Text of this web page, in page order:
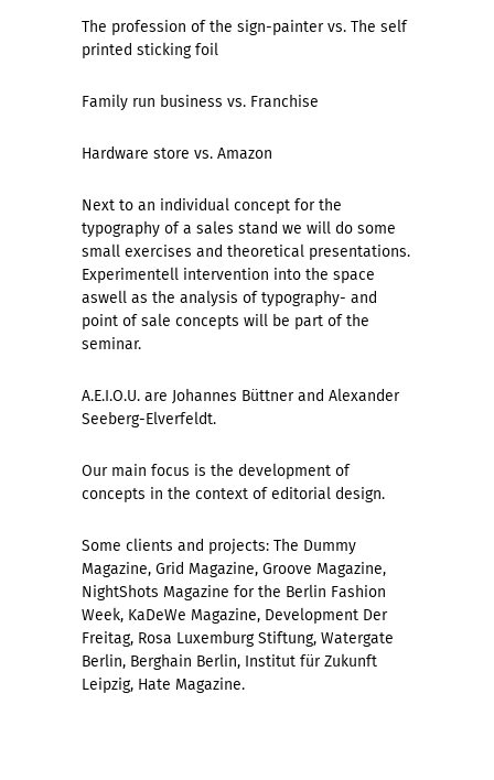
The profession of the sign-painter vs. The self
printed sticking foil
Family run business vs. Franchise
Hardware store vs. Amazon
Next to an individual concept for the
typography of a sales stand we will do some
small exercises and theoretical presentations.
Experimentell intervention into the space
aswell as the analysis of typography- and
point of sale concepts will be part of the
seminar.
A.E.I.O.U. are Johannes Büttner and Alexander
Seeberg-Elverfeldt.
Our main focus is the development of
concepts in the context of editorial design.
Some clients and projects: The Dummy
Magazine, Grid Magazine, Groove Magazine,
NightShots Magazine for the Berlin Fashion
Week, KaDeWe Magazine, Development Der
Freitag, Rosa Luxemburg Stiftung, Watergate
Berlin, Berghain Berlin, Institut für Zukunft
Leipzig, Hate Magazine.